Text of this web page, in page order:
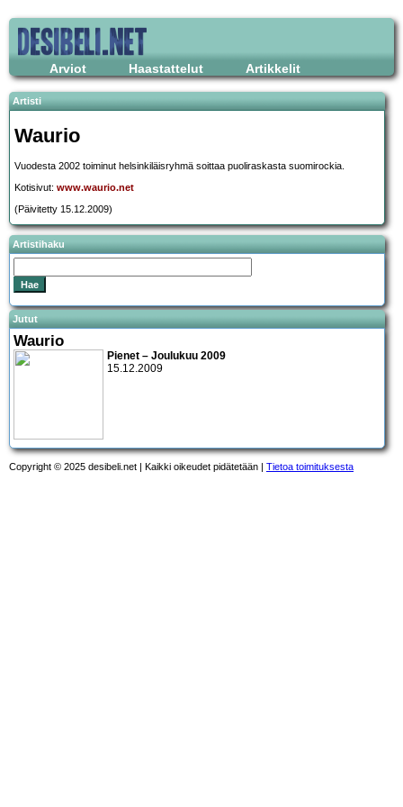
Arviot Haastattelut Artikkelit
Artisti
Waurio
Vuodesta 2002 toiminut helsinkiläisryhmä soittaa puoliraskasta suomirockia.
Kotisivut: www.waurio.net
(Päivitetty 15.12.2009)
Artistihaku
Jutut
Waurio
Pienet – Joulukuu 2009
15.12.2009
Copyright © 2025 desibeli.net | Kaikki oikeudet pidätetään | Tietoa toimituksesta